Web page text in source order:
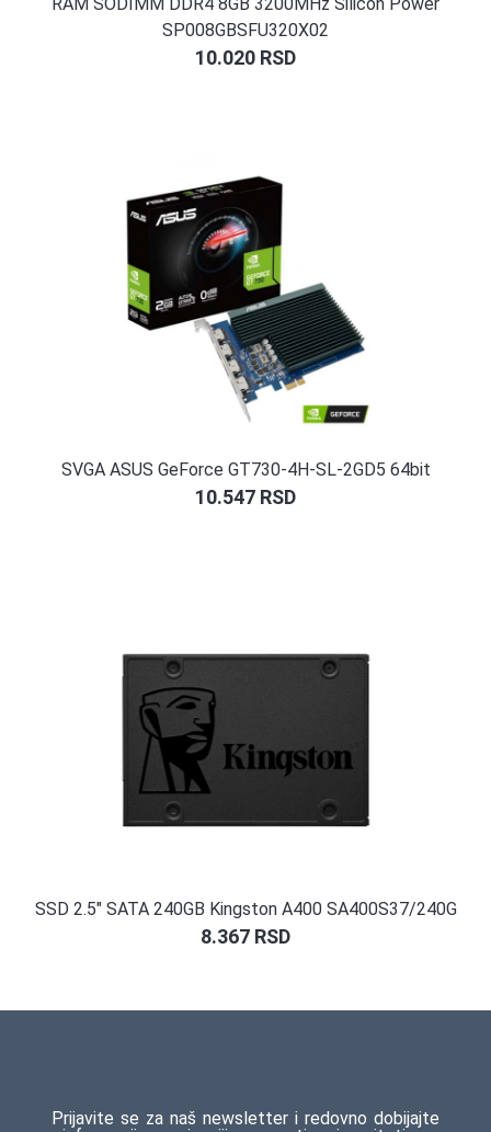
SP008GBSFU320X02
10.020 RSD
SVGA ASUS GeForce GT730-4H-SL-2GD5 64bit
10.547 RSD
SSD 2.5″ SATA 240GB Kingston A400 SA400S37/240G
8.367 RSD
Prijavite se za naš newsletter i redovno dobijajte